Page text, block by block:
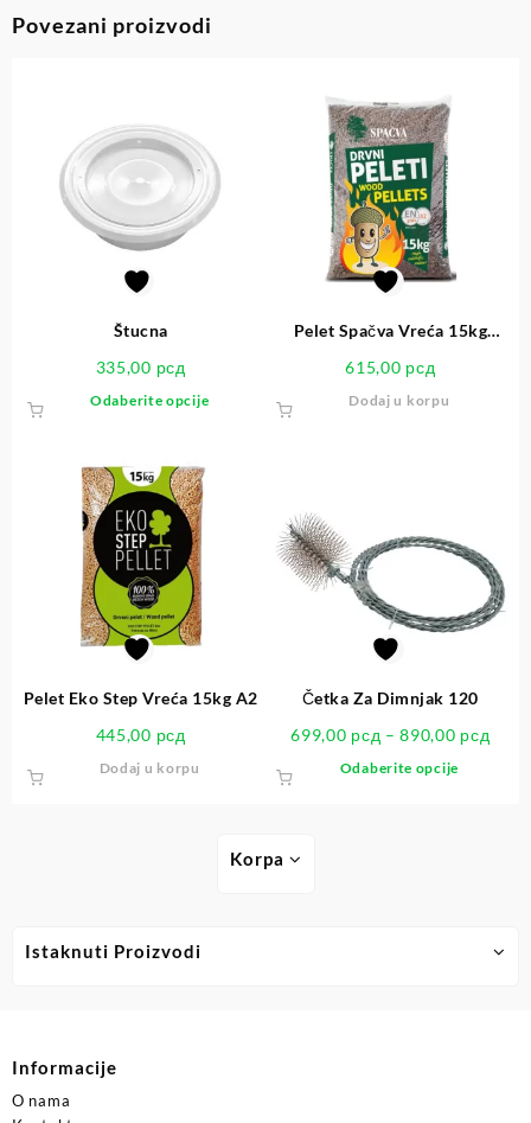
Korpa
Povezani proizvodi
Štucna
335,00 рсд
Odaberite opcije
Pelet Spačva Vreća 15kg
615,00 рсд
Dodaj u korpu
Pelet Eko Step Vreća 15kg A2
445,00 рсд
Dodaj u korpu
Četka Za Dimnjak 120
699,00 рсд – 890,00 рсд
Odaberite opcije
Istaknuti Proizvodi
Informacije
O nama